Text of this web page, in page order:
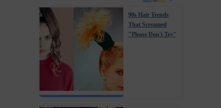
90s Hair Trends
That Screamed
"Please Don't Try"